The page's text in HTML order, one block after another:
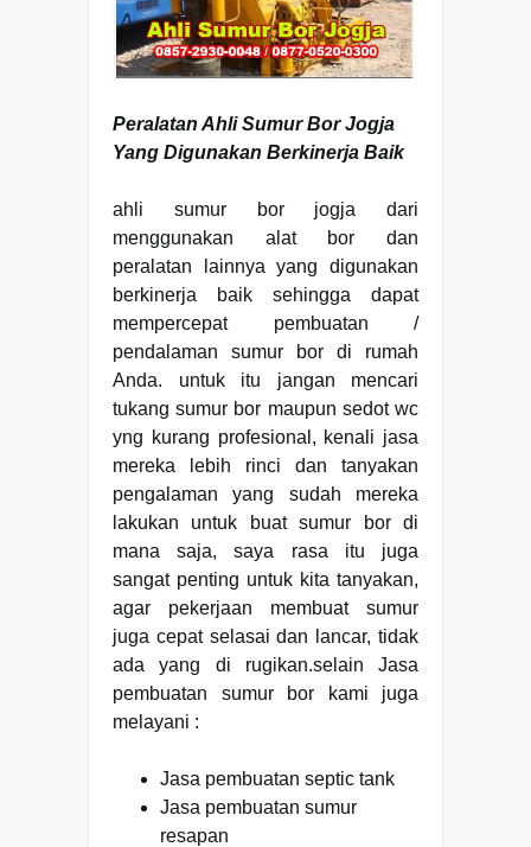
Peralatan Ahli Sumur Bor Jogja
Yang Digunakan Berkinerja Baik
ahli sumur bor jogja dari
menggunakan alat bor dan
peralatan lainnya yang digunakan
berkinerja baik sehingga dapat
mempercepat pembuatan /
pendalaman sumur bor di rumah
Anda. untuk itu jangan mencari
tukang sumur bor maupun sedot wc
yng kurang profesional, kenali jasa
mereka lebih rinci dan tanyakan
pengalaman yang sudah mereka
lakukan untuk buat sumur bor di
mana saja, saya rasa itu juga
sangat penting untuk kita tanyakan,
agar pekerjaan membuat sumur
juga cepat selasai dan lancar, tidak
ada yang di rugikan.selain Jasa
pembuatan sumur bor kami juga
melayani :
Jasa pembuatan septic tank
Jasa pembuatan sumur
resapan